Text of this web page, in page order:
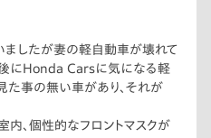
ましたが妻の軽自動車が壊れて
後にHonda Carsに気になる軽
た事の無い車があり、それが
内、個性的なフロントマスクが